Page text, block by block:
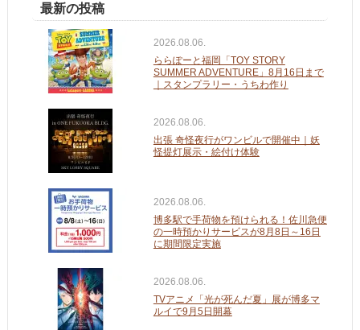
最新の投稿
2026.08.06.
ららぽーと福岡「TOY STORY
SUMMER ADVENTURE」8月16日まで
｜スタンプラリー・うちわ作り
2026.08.06.
出張 奇怪夜行がワンビルで開催中｜妖
怪提灯展示・絵付け体験
2026.08.06.
博多駅で手荷物を預けられる！佐川急便
の一時預かりサービスが8月8日～16日
に期間限定実施
2026.08.06.
TVアニメ「光が死んだ夏」展が博多マ
ルイで9月5日開幕